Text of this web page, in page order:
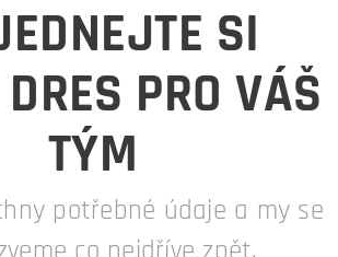
SI
PRO VÁŠ
TÝM
potřebné údaje a my se